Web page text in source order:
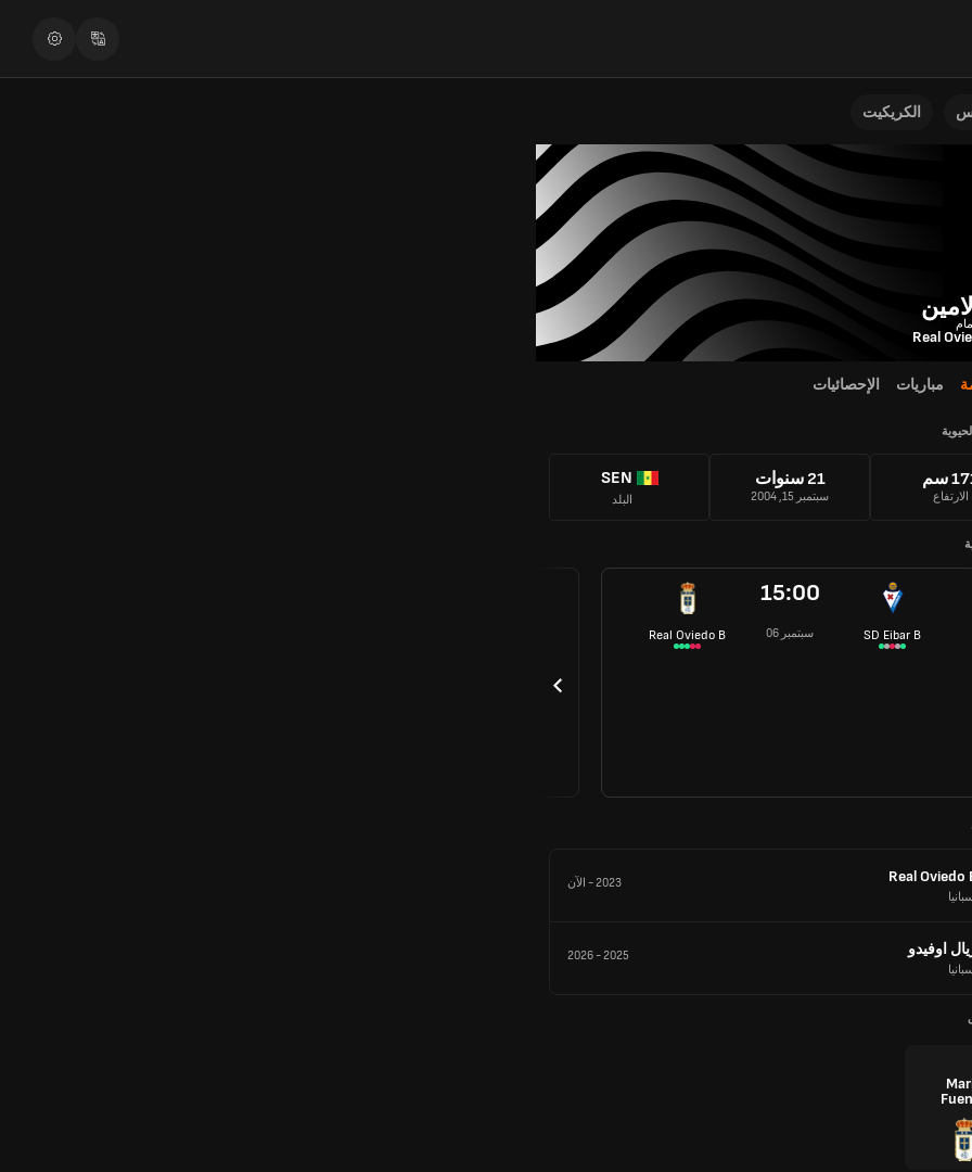
الكريكيت
Real
مباريات الإحصائيات
سم
الارتفاع
21 سنوات
سبتمبر 15, 2004
SEN
البلد
Real Oviedo B
15:00
06 سبتمبر SD Eibar B
Real Oviedo
2023
- الآن
اوفيدو 2025
-
2026